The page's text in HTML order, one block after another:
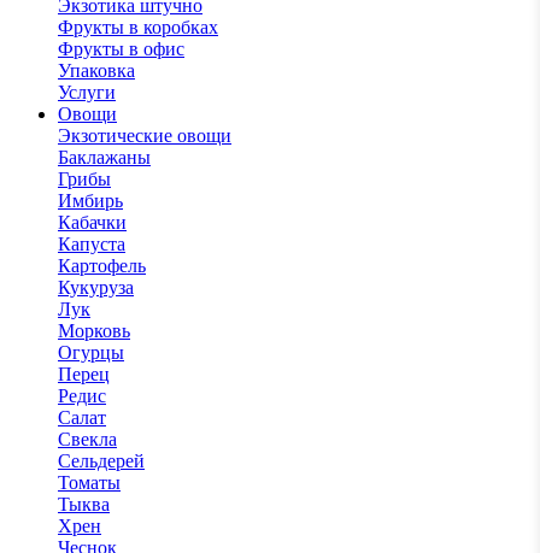
Экзотика штучно
Фрукты в коробках
Фрукты в офис
Упаковка
Услуги
Овощи
Экзотические овощи
Баклажаны
Грибы
Имбирь
Кабачки
Капуста
Картофель
Кукуруза
Лук
Морковь
Огурцы
Перец
Редис
Салат
Свекла
Сельдерей
Томаты
Тыква
Хрен
Чеснок